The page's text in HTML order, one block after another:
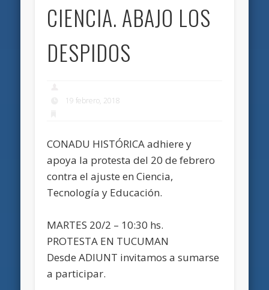
CIENCIA. ABAJO LOS
DESPIDOS
19 febrero, 2018
CONADU HISTÓRICA adhiere y
apoya la protesta del 20 de febrero
contra el ajuste en Ciencia,
Tecnología y Educación.
MARTES 20/2 – 10:30 hs.
PROTESTA EN TUCUMAN
Desde ADIUNT invitamos a sumarse
a participar.